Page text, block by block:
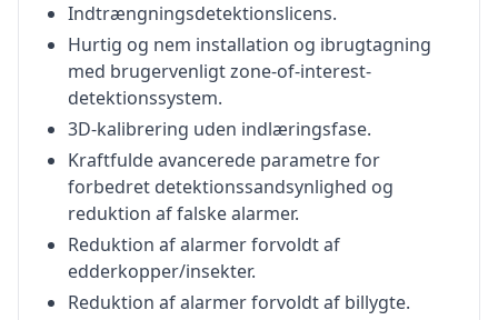
Indtrængningsdetektionslicens.
Hurtig og nem installation og ibrugtagning
med brugervenligt zone-of-interest-
detektionssystem.
3D-kalibrering uden indlæringsfase.
Kraftfulde avancerede parametre for
forbedret detektionssandsynlighed og
reduktion af falske alarmer.
Reduktion af alarmer forvoldt af
edderkopper/insekter.
Reduktion af alarmer forvoldt af billygte.